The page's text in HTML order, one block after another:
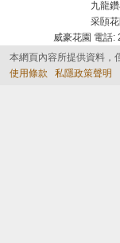
九龍
采頣
威豪花園 電話
本網頁內容所提供資料，
使用條款
私隱政策聲明